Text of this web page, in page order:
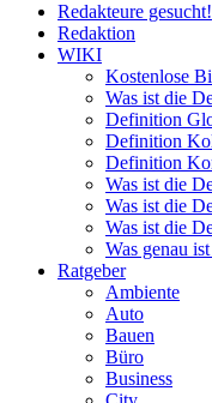
Redakteure gesucht!
Redaktion
WIKI
Kostenlose
Was ist die
Definition
Definition
Definition
Was ist die
Was ist die
Was ist die
Was genau
Ratgeber
Ambiente
Auto
Bauen
Büro
Business